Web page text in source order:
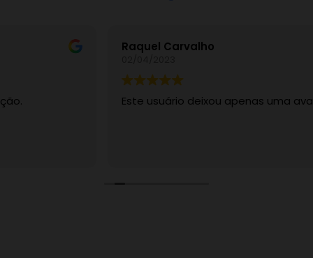
Raquel Carvalho
Este usuário deixou apenas uma avaliação.